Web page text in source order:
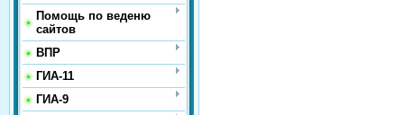
Помощь по веденю
сайтов
ВПР
ГИА-11
ГИА-9